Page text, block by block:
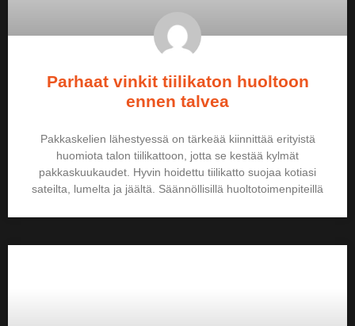
Parhaat vinkit tiilikaton huoltoon
ennen talvea
Pakkaskelien lähestyessä on tärkeää kiinnittää erityistä
huomiota talon tiilikattoon, jotta se kestää kylmät
pakkaskuukaudet. Hyvin hoidettu tiilikatto suojaa kotiasi
sateilta, lumelta ja jäältä. Säännöllisillä huoltotoimenpiteillä